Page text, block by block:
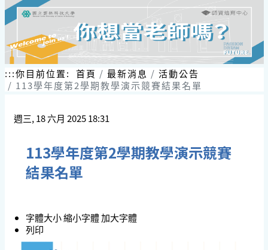
:::你目前位置: 首頁 最新消息
活動公告
113學年度第2學期教學演示競賽結果名單
週三, 18 六月 2025 18:31
113學年度第2學期教學演示競賽
結果名單
字體大小縮小字體加大字體
列印